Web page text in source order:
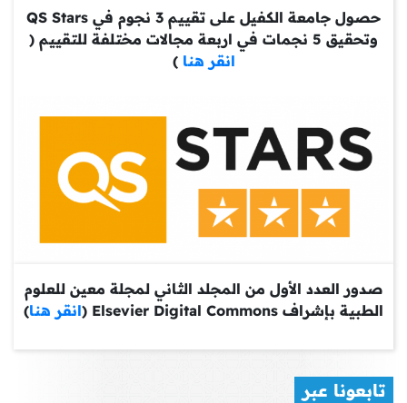
حصول جامعة الكفيل على تقييم 3 نجوم في QS Stars
وتحقيق 5 نجمات في اربعة مجالات مختلفة للتقييم (
انقر هنا)
صدور العدد الأول من المجلد الثاني لمجلة معين للعلوم
الطبية بإشراف Elsevier Digital Commons (
انقر هنا)
تابعونا عبر